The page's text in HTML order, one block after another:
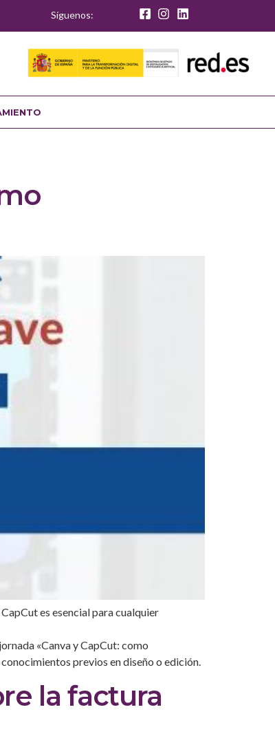
Síguenos:
es esencial para cualquier
«Canva y CapCut: como
previos en diseño o edición.
la factura